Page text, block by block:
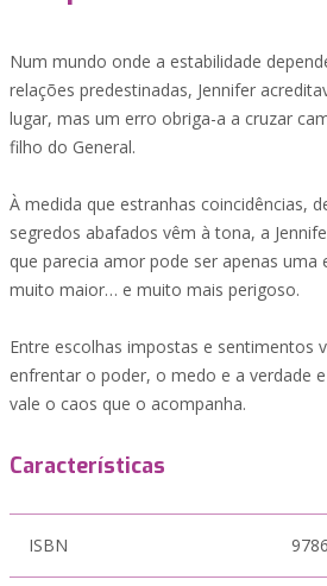
Num mundo onde a estabilidade
relações predestinadas, Jennifer
lugar, mas um erro obriga-a a cruzar
filho do General.
À medida que estranhas coincidências,
segredos abafados vêm à tona, a
que parecia amor pode ser apenas uma
muito maior… e muito mais perigoso.
Entre escolhas impostas e sentimentos
enfrentar o poder, o medo e a verdade
vale o caos que o acompanha.
Características
ISBN